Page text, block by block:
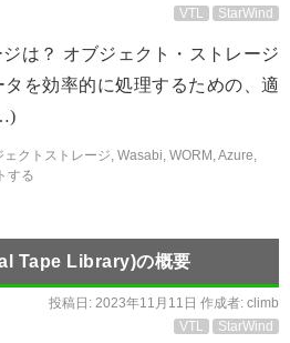
VTL
StarWind
は？ オブジェクト・ストレージ
を効率的に処理するための、適
ェクトストレージ, Wasabi, WORM ,Azure,
する
Tape Library)の概要
投稿日: 2023年11月11日 作成者: climb
VTL
StarWind